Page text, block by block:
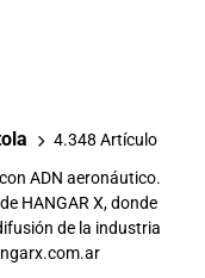
4.348 Artículo
ADN aeronáutico.
HANGAR X, donde
de la industria